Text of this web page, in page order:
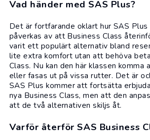
Vad händer med SAS Plus?
Det är fortfarande oklart hur SAS
påverkas av att Business Class
varit ett populärt alternativ bland
lite extra komfort utan att behöva
Class. Nu kan den här klassen komma
eller fasas ut på vissa rutter. Det är
SAS Plus kommer att fortsätta
nya Business Class, men att den
att de två alternativen skiljs åt.
Varför återför SAS Business